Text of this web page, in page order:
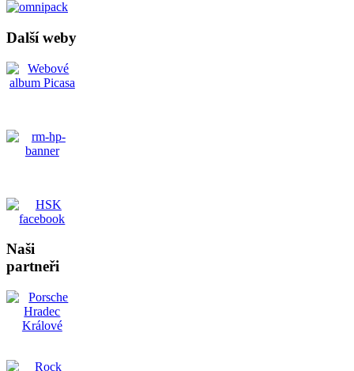
Další weby
Naši
partneři